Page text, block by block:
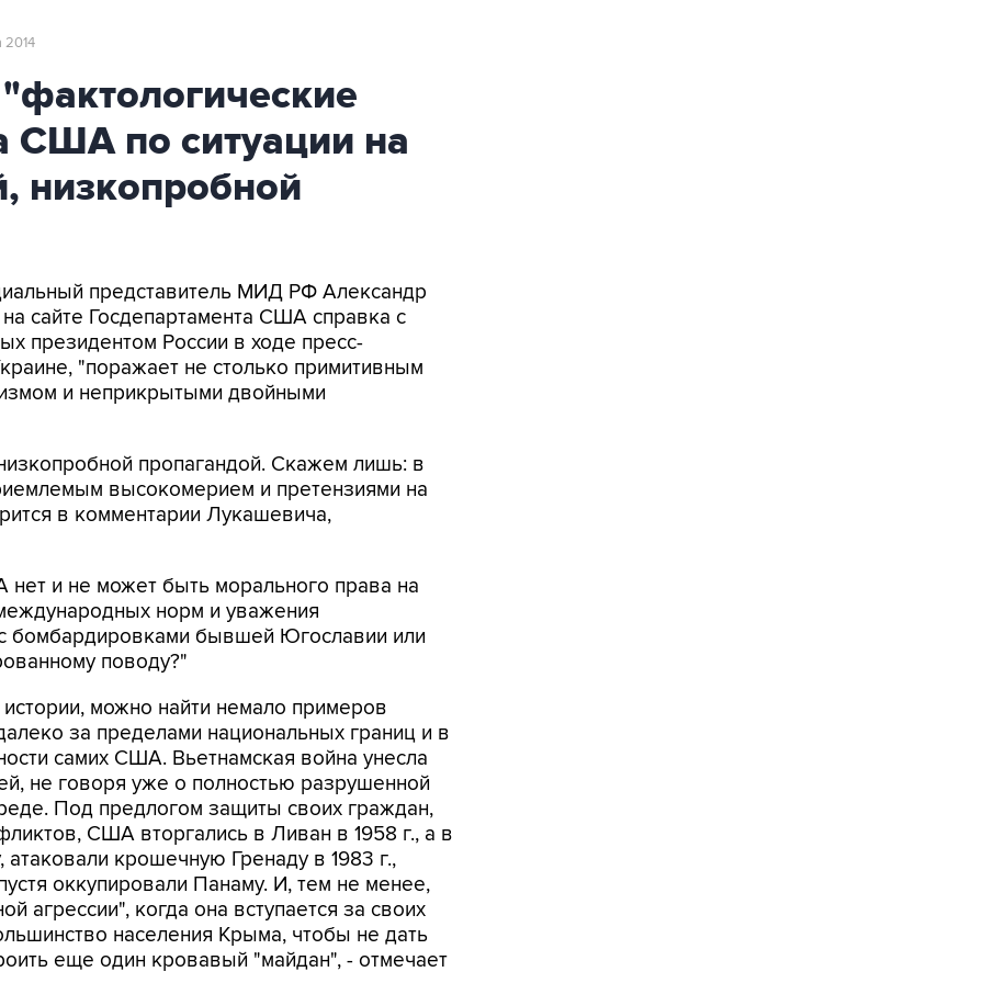
2014
США по ситуации на
низкопробной
представитель МИД РФ Александр
сайте Госдепартамента США справка с
президентом России в ходе пресс-
"поражает не столько примитивным
и неприкрытыми двойными
пропагандой. Скажем лишь: в
высокомерием и претензиями на
в комментарии Лукашевича,
и не может быть морального права на
норм и уважения
с бомбардировками бывшей Югославии или
поводу?"
можно найти немало примеров
за пределами национальных границ и в
самих США. Вьетнамская война унесла
не говоря уже о полностью разрушенной
Под предлогом защиты своих граждан,
США вторгались в Ливан в 1958 г., а в
крошечную Гренаду в 1983 г.,
оккупировали Панаму. И, тем не менее,
агрессии", когда она вступается за своих
населения Крыма, чтобы не дать
еще один кровавый "майдан", - отмечает